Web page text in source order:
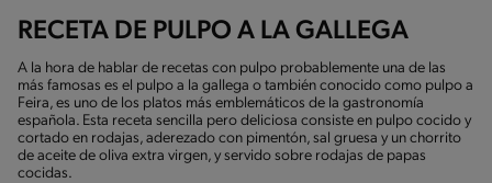
RECETA DE PULPO A LA GALLEGA
A la hora de hablar de recetas con pulpo probablemente una de las
más famosas es el pulpo a la gallega o también conocido como pulpo a
Feira, es uno de los platos más emblemáticos de la gastronomía
española. Esta receta sencilla pero deliciosa consiste en pulpo cocido y
cortado en rodajas, aderezado con pimentón, sal gruesa y un chorrito
de aceite de oliva extra virgen, y servido sobre rodajas de papas
cocidas.